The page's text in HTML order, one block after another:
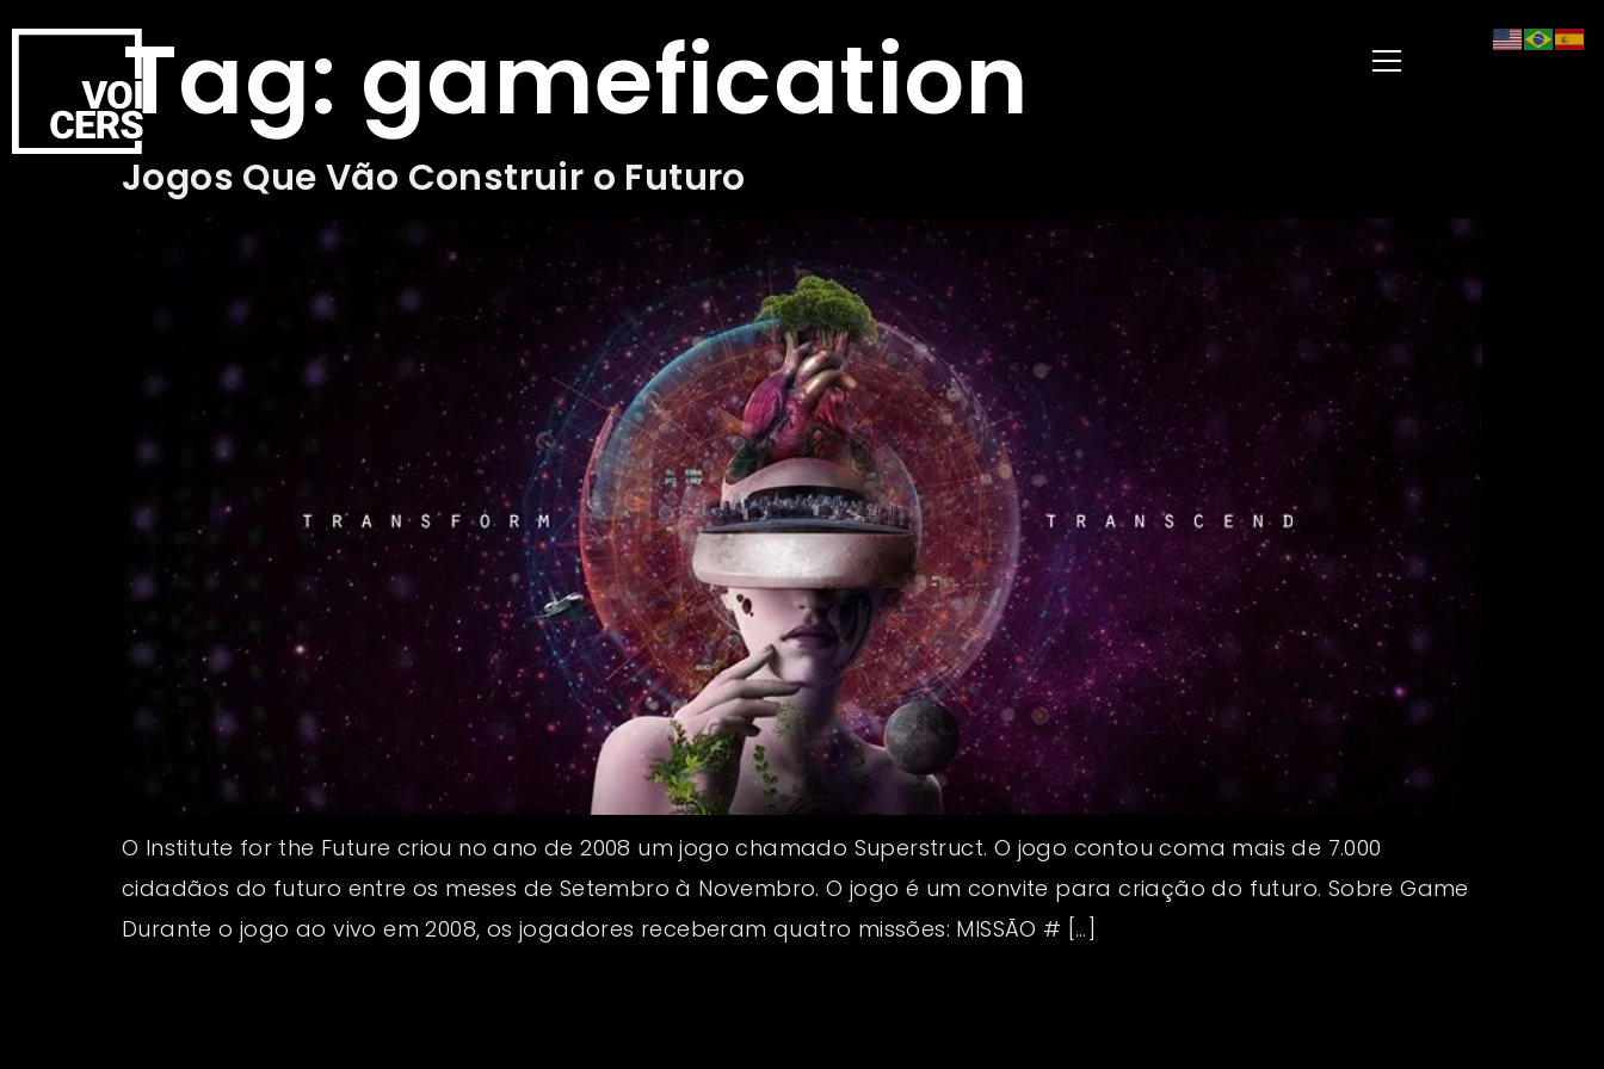
Tag: gamefication
Jogos Que Vão Construir o Futuro
O Institute for the Future criou no ano de 2008 um jogo chamado Superstruct. O jogo contou coma mais de 7.000
cidadãos do futuro entre os meses de Setembro à Novembro. O jogo é um convite para criação do futuro. Sobre Game
Durante o jogo ao vivo em 2008, os jogadores receberam quatro missões: MISSÃO # […]